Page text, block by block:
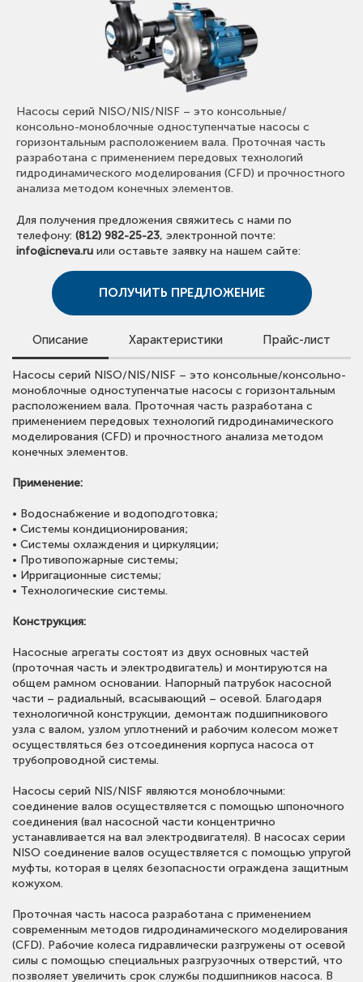
Насосы серий NISO/NIS/NISF – это консольные/
консольно-моноблочные одноступенчатые насосы с
горизонтальным расположением вала. Проточная часть
разработана с применением передовых технологий
гидродинамического моделирования (CFD) и прочностного
анализа методом конечных элементов.
Для получения предложения свяжитесь с нами по
телефону: (812) 982-25-23, электронной почте:
info@icneva.ru или оставьте заявку на нашем сайте:
ПОЛУЧИТЬ ПРЕДЛОЖЕНИЕ
Описание Характеристики Прайс-лист
Насосы серий NISO/NIS/NISF – это консольные/консольно-
моноблочные одноступенчатые насосы с горизонтальным
расположением вала. Проточная часть разработана с
применением передовых технологий гидродинамического
моделирования (CFD) и прочностного анализа методом
конечных элементов.
Применение:
• Водоснабжение и водоподготовка;
• Системы кондиционирования;
• Системы охлаждения и циркуляции;
• Противопожарные системы;
• Ирригационные системы;
• Технологические системы.
Конструкция:
Насосные агрегаты состоят из двух основных частей
(проточная часть и электродвигатель) и монтируются на
общем рамном основании. Напорный патрубок насосной
части – радиальный, всасывающий – осевой. Благодаря
технологичной конструкции, демонтаж подшипникового
узла с валом, узлом уплотнений и рабочим колесом может
осуществляться без отсоединения корпуса насоса от
трубопроводной системы.
Насосы серий NIS/NISF являются моноблочными:
соединение валов осуществляется с помощью шпоночного
соединения (вал насосной части концентрично
устанавливается на вал электродвигателя). В насосах серии
NISO соединение валов осуществляется с помощью упругой
муфты, которая в целях безопасности ограждена защитным
кожухом.
Проточная часть насоса разработана с применением
современным методов гидродинамического моделирования
(CFD). Рабочие колеса гидравлически разгружены от осевой
силы с помощью специальных разгрузочных отверстий, что
позволяет увеличить срок службы подшипников насоса. В
• Расход:до 1200 м³/ч;
•Напор:до 160 м;
•Мощность:до 200 кВт;
•Температура рабочей среды:-15 °С ~ +110 °С;
•Максимальное рабочее давление:до 16 бар;
•Материалы насосов:
•Степень защиты:
Для просмотра цен скачайте прайс-лист.
Обращаем внимание, что в прайс-листе указаны сметные
стоимости.
Для получения предложения со скидкой оставьте заявку
или свяжитесь с нами.